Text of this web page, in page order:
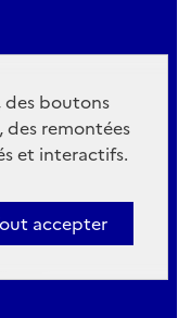
des boutons
des remontées
et interactifs.
accepter